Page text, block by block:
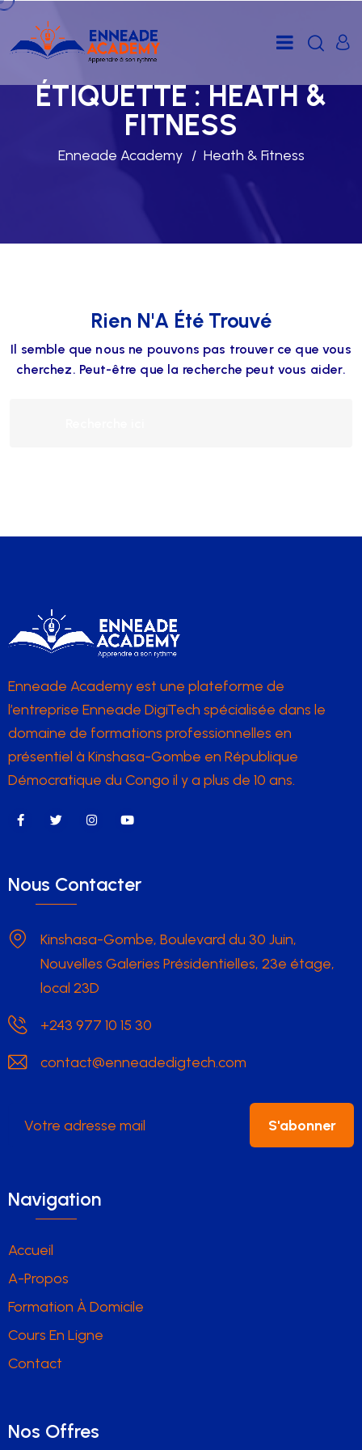
ÉTIQUETTE :HEATH &
FITNESS
Enneade Academy Heath & Fitness
Rien N'A Été Trouvé
Il semble que nous ne pouvons pas trouver ce que vous
cherchez. Peut-être que la recherche peut vous aider.
Enneade Academy est une plateforme de
l’entreprise Enneade DigiTech spécialisée dans le
domaine de formations professionnelles en
présentiel à Kinshasa-Gombe en République
Démocratique du Congo il y a plus de 10 ans.
Nous Contacter
Kinshasa-Gombe, Boulevard du 30 Juin,
Nouvelles Galeries Présidentielles, 23e étage,
local 23D
+243 977 10 15 30
contact@enneadedigtech.com
S'abonner
Navigation
Accueil
A-Propos
Formation À Domicile
Cours En Ligne
Contact
Nos Offres